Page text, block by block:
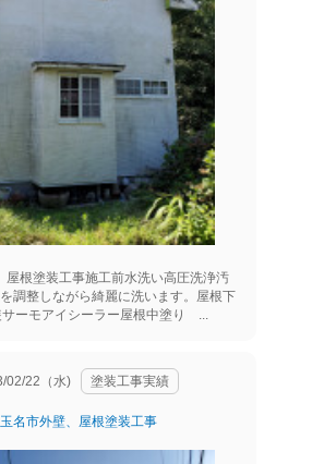
屋根塗装工事施工前水洗い高圧洗浄汚
調整しながら綺麗に洗います。屋根下
サーモアイシーラー屋根中塗り ...
02/22（水) 塗装工事実績
玉名市外壁、屋根塗装工事